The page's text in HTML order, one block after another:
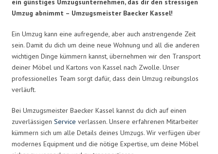
ein günstiges Umzugsunternehmen, das dir den stressigen
Umzug abnimmt – Umzugsmeister Baecker Kassel!
Ein Umzug kann eine aufregende, aber auch anstrengende Zeit
sein. Damit du dich um deine neue Wohnung und all die anderen
wichtigen Dinge kümmern kannst, übernehmen wir den Transport
deiner Möbel und Kartons von Kassel nach Zwolle. Unser
professionelles Team sorgt dafür, dass dein Umzug reibungslos
verläuft.
Bei Umzugsmeister Baecker Kassel kannst du dich auf einen
zuverlässigen Service verlassen. Unsere erfahrenen Mitarbeiter
kümmern sich um alle Details deines Umzugs. Wir verfügen über
modernes Equipment und die nötige Expertise, um deine Möbel